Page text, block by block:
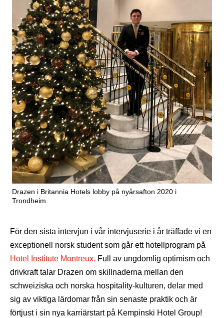
Drazen i Britannia Hotels lobby på nyårsafton 2020 i
Trondheim.
För den sista intervjun i vår intervjuserie i år träffade vi en
exceptionell norsk student som går ett hotellprogram på
Hotel Institute Montreux. Full av ungdomlig optimism och
drivkraft talar Drazen om skillnaderna mellan den
schweiziska och norska hospitality-kulturen, delar med
sig av viktiga lärdomar från sin senaste praktik och är
förtjust i sin nya karriärstart på Kempinski Hotel Group!